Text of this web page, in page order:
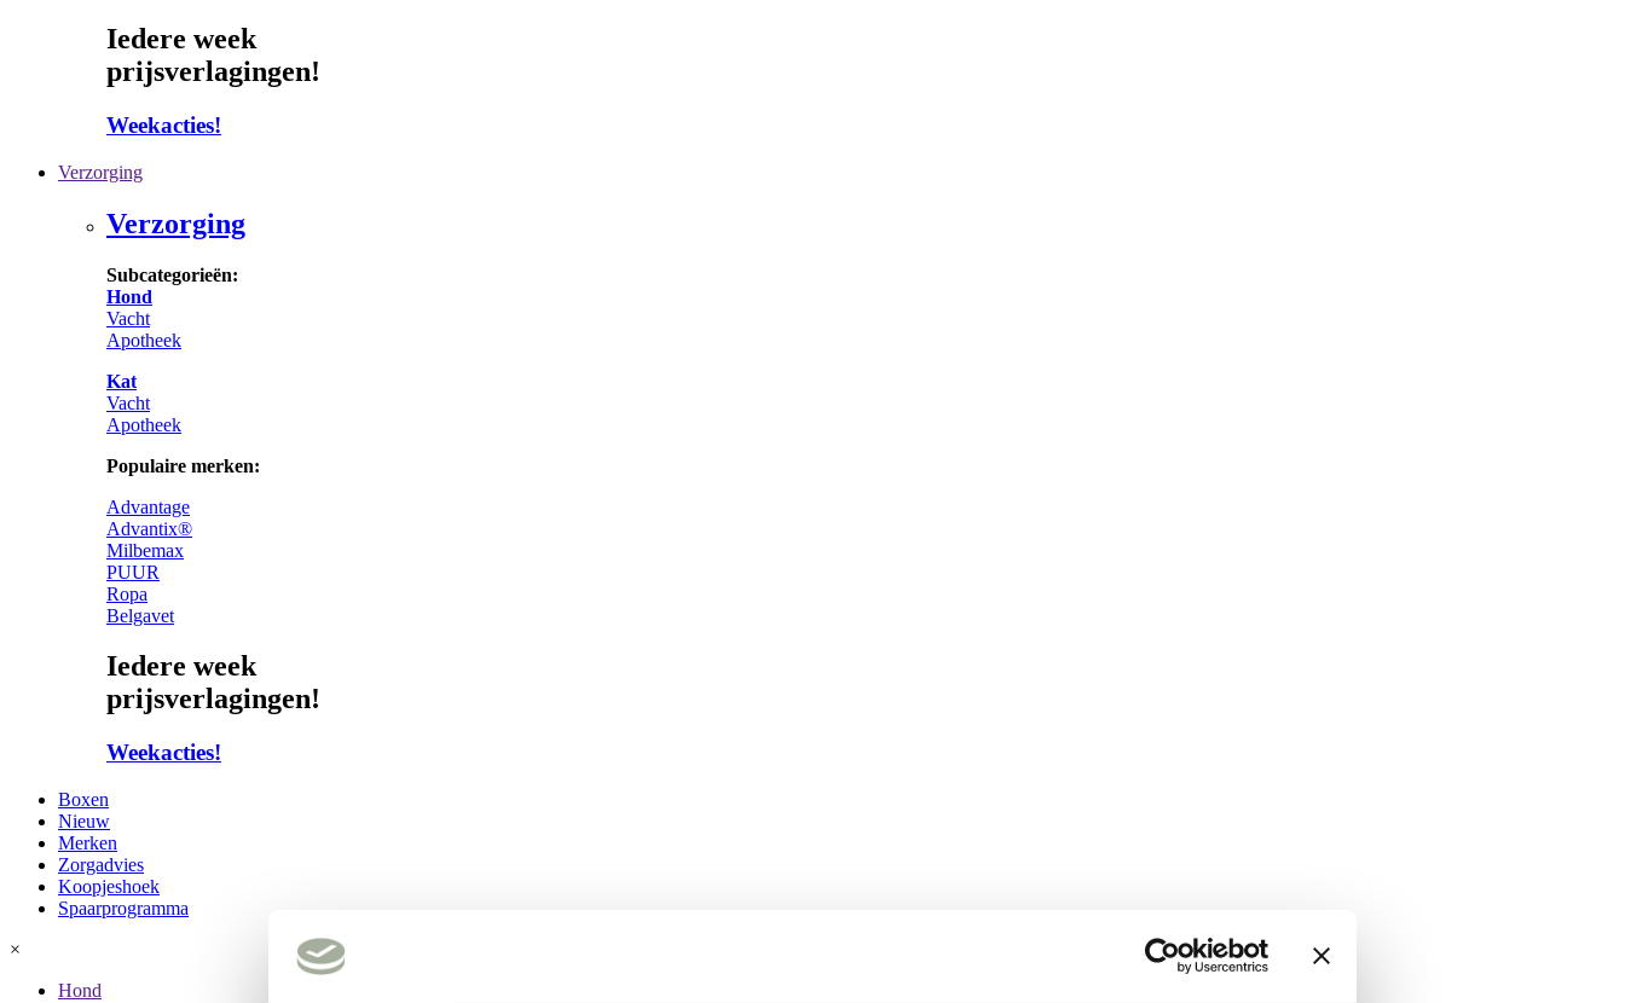
Iedere week
prijsverlagingen!
Weekacties!
Verzorging
Verzorging
Subcategorieën:
Hond
Vacht
Apotheek
Kat
Vacht
Apotheek
Populaire merken:
Advantage
Advantix®
Milbemax
PUUR
Ropa
Belgavet
Iedere week
prijsverlagingen!
Weekacties!
Boxen
Nieuw
Merken
Zorgadvies
Koopjeshoek
Spaarprogramma
×
Hond